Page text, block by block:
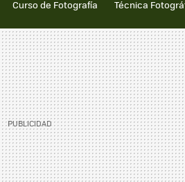
Curso de Fotografía Técnica